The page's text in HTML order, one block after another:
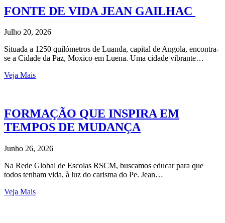
FONTE DE VIDA JEAN GAILHAC
Julho 20, 2026
Situada a 1250 quilómetros de Luanda, capital de Angola, encontra-
se a Cidade da Paz, Moxico em Luena. Uma cidade vibrante…
Veja Mais
FORMAÇÃO QUE INSPIRA EM
TEMPOS DE MUDANÇA
Junho 26, 2026
Na Rede Global de Escolas RSCM, buscamos educar para que
todos tenham vida, à luz do carisma do Pe. Jean…
Veja Mais